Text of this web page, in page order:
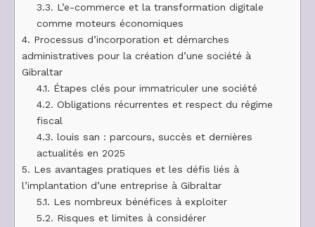
3.3. L’e-commerce et la transformation digitale
comme moteurs économiques
4. Processus d’incorporation et démarches
administratives pour la création d’une société à
Gibraltar
4.1. Étapes clés pour immatriculer une société
4.2. Obligations récurrentes et respect du régime
fiscal
4.3. louis san : parcours, succès et dernières
actualités en 2025
5. Les avantages pratiques et les défis liés à
l’implantation d’une entreprise à Gibraltar
5.1. Les nombreux bénéfices à exploiter
5.2. Risques et limites à considérer